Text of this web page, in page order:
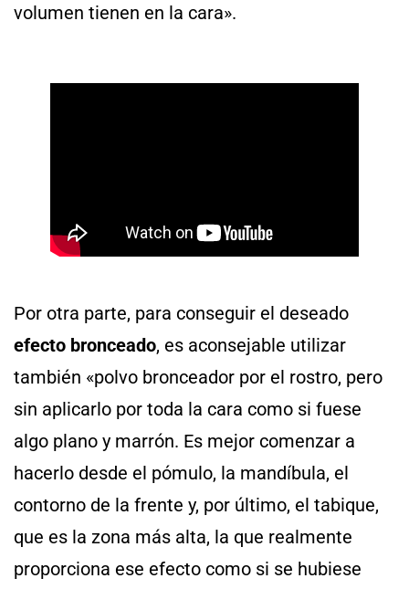
volumen tienen en la cara».
Por otra parte, para conseguir el deseado
efecto bronceado, es aconsejable utilizar
también «polvo bronceador por el rostro, pero
sin aplicarlo por toda la cara como si fuese
algo plano y marrón. Es mejor comenzar a
hacerlo desde el pómulo, la mandíbula, el
contorno de la frente y, por último, el tabique,
que es la zona más alta, la que realmente
proporciona ese efecto como si se hubiese